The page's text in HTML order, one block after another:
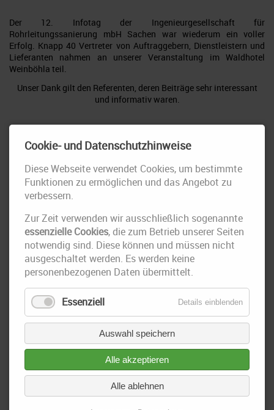
Der 12. Infotag der Ingenieurgesellschaft für
Rohrleitungssanierung mbH Sachen war wiederum ein voller
Erfolg. Knapp 40 Vertreter von Auftraggebern, Dienstleistern und
Lieferanten nahmen an unserer Veranstaltung im Waldhotel
Weinböhla teil.
Unser Dank gilt den Referenten, deren Beiträge sehr interessant
und informativ waren.
Cookie- und Datenschutzhinweise
Diese Webseite verwendet Cookies, um bestimmte
Funktionen zu ermöglichen und das Angebot zu
verbessern.
Zur Zeit verwenden wir ausschließlich sogenannte
essenzielle Cookies, die zum Betrieb unserer Seiten
notwendig sind. Diese können und müssen nicht
ausgeschaltet werden. Es werden keine
personenbezogenen Daten übermittelt.
Essenziell Details einblenden
Auswahl speichern
Alle akzeptieren
Alle ablehnen